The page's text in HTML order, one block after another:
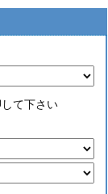
て下さい